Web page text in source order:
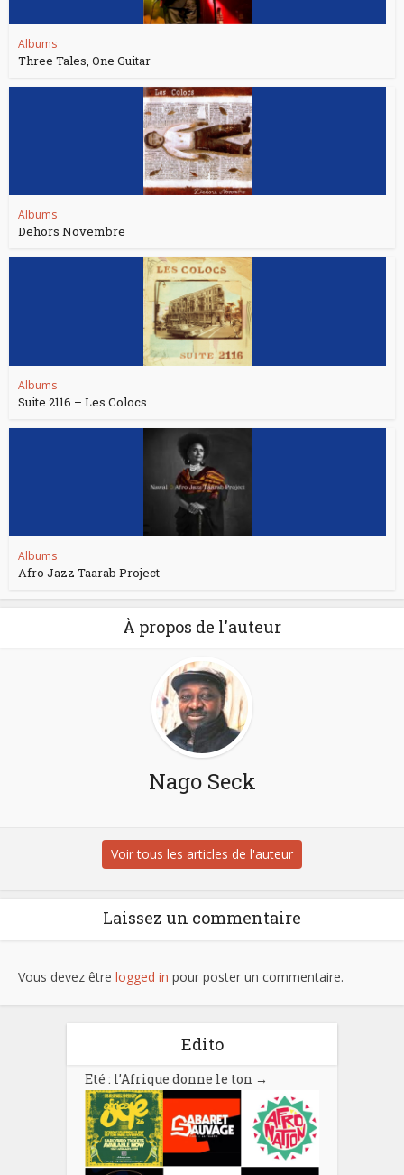
Albums
Three Tales, One Guitar
Albums
Dehors Novembre
Albums
Suite 2116 – Les Colocs
Albums
Afro Jazz Taarab Project
À propos de l'auteur
Nago Seck
Voir tous les articles de l'auteur
Laissez un commentaire
Vous devez être logged in pour poster un commentaire.
Edito
Eté : l’Afrique donne le ton →